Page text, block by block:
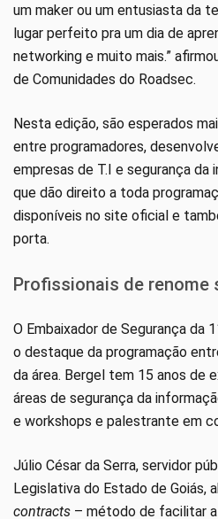
um maker ou um entusiasta da
lugar perfeito pra um dia de
networking e muito mais.”
de Comunidades do Roadsec.
Nesta edição, são esperados
entre programadores,
empresas de T.I e segurança da
que dão direito a toda
disponíveis no site oficial e
porta.
Profissionais de renome
O Embaixador de Segurança da
o destaque da programação
da área. Bergel tem 15 anos de
áreas de segurança da
e workshops e palestrante em
Júlio César da Serra, servidor
Legislativa do Estado de Goiás,
contracts – método de facilitar